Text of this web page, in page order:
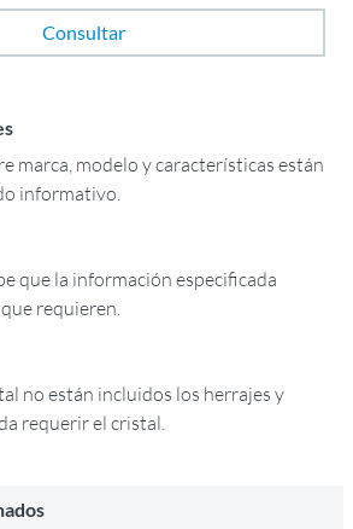
Consultar
marca, modelo y características están
informativo.
que la información especificada
requieren.
no están incluidos los herrajes y
requerir el cristal.